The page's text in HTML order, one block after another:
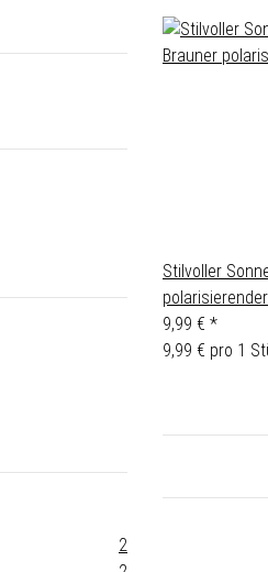
Stilvoller
9,99 € *
9,99 € pro 1
2